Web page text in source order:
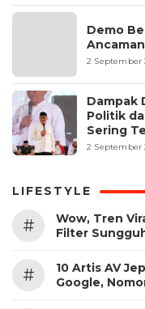
Demo
2 September
Dampak
Politik
Sering
2 September
LIFESTYLE
#
Wow, Tren
Filter
#
10 Artis AV
Google,